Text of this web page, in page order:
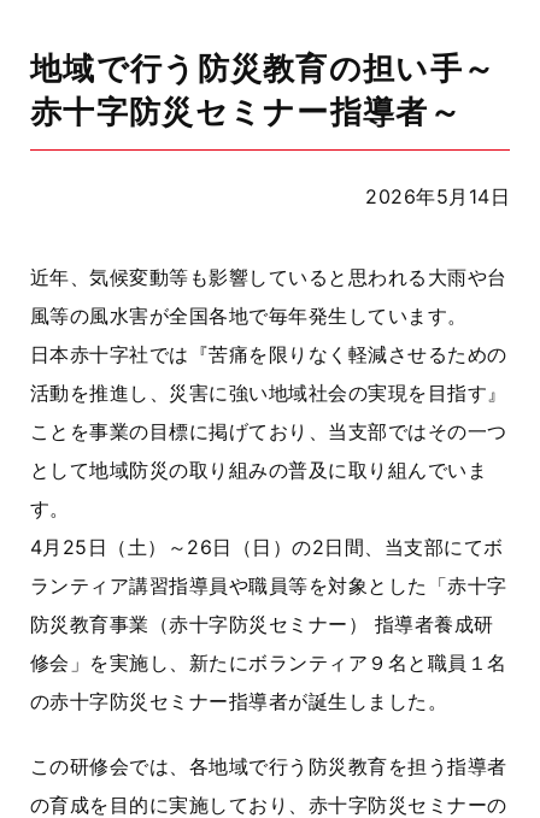
地域で行う防災教育の担い手～
赤十字防災セミナー指導者～
2026年5月14日
近年、気候変動等も影響していると思われる大雨や台
風等の風水害が全国各地で毎年発生しています。
日本赤十字社では『苦痛を限りなく軽減させるための
活動を推進し、災害に強い地域社会の実現を目指す』
ことを事業の目標に掲げており、当支部ではその一つ
として地域防災の取り組みの普及に取り組んでいま
す。
4月25日（土）～26日（日）の2日間、当支部にてボ
ランティア講習指導員や職員等を対象とした「赤十字
防災教育事業（赤十字防災セミナー） 指導者養成研
修会」を実施し、新たにボランティア９名と職員１名
の赤十字防災セミナー指導者が誕生しました。
この研修会では、各地域で行う防災教育を担う指導者
の育成を目的に実施しており、赤十字防災セミナーの